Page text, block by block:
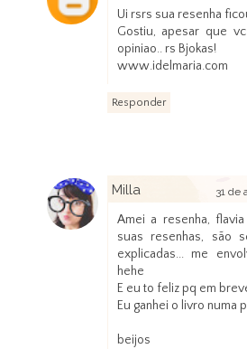
Ui rsrs sua resenha
Gostiu, apesar que
opiniao.. rs Bjokas!
www.idelmaria.com
Responder
Milla 31 de
Amei a resenha,
suas resenhas, são
explicadas... me
hehe
E eu to feliz pq em
Eu ganhei o livro numa
beijos